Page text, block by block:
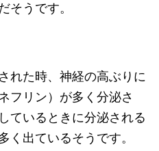
そうです。
れた時、神経の高ぶりに
フリン）が多く分泌さ
ているときに分泌される
く出ているそうです。